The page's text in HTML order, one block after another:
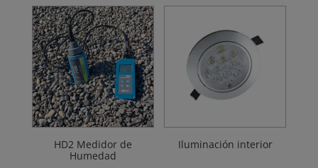
HD2 Medidor de
Humedad
Iluminación interior